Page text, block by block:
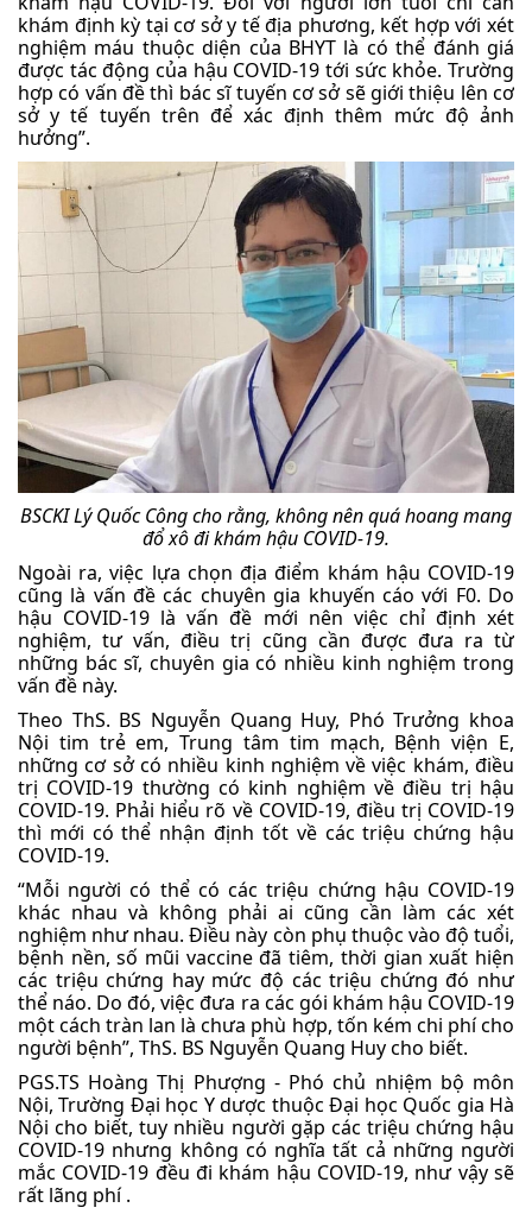
khám định kỳ tại cơ sở y tế địa phương, kết hợp với xét
nghiệm máu thuộc diện của BHYT là có thể đánh giá
được tác động của hậu COVID-19 tới sức khỏe. Trường
hợp có vấn đề thì bác sĩ tuyến cơ sở sẽ giới thiệu lên cơ
sở y tế tuyến trên để xác định thêm mức độ ảnh
hưởng”.
BSCKI Lý Quốc Công cho rằng, không nên quá hoang mang
đổ xô đi khám hậu COVID-19.
Ngoài ra, việc lựa chọn địa điểm khám hậu COVID-19
cũng là vấn đề các chuyên gia khuyến cáo với F0. Do
hậu COVID-19 là vấn đề mới nên việc chỉ định xét
nghiệm, tư vấn, điều trị cũng cần được đưa ra từ
những bác sĩ, chuyên gia có nhiều kinh nghiệm trong
vấn đề này.
Theo ThS. BS Nguyễn Quang Huy, Phó Trưởng khoa
Nội tim trẻ em, Trung tâm tim mạch, Bệnh viện E,
những cơ sở có nhiều kinh nghiệm về việc khám, điều
trị COVID-19 thường có kinh nghiệm về điều trị hậu
COVID-19. Phải hiểu rõ về COVID-19, điều trị COVID-19
thì mới có thể nhận định tốt về các triệu chứng hậu
COVID-19.
“Mỗi người có thể có các triệu chứng hậu COVID-19
khác nhau và không phải ai cũng cần làm các xét
nghiệm như nhau. Điều này còn phụ thuộc vào độ tuổi,
bệnh nền, số mũi vaccine đã tiêm, thời gian xuất hiện
các triệu chứng hay mức độ các triệu chứng đó như
thể náo. Do đó, việc đưa ra các gói khám hậu COVID-19
một cách tràn lan là chưa phù hợp, tốn kém chi phí cho
người bệnh”, ThS. BS Nguyễn Quang Huy cho biết.
PGS.TS Hoàng Thị Phượng - Phó chủ nhiệm bộ môn
Nội, Trường Đại học Y dược thuộc Đại học Quốc gia Hà
Nội cho biết, tuy nhiều người gặp các triệu chứng hậu
COVID-19 nhưng không có nghĩa tất cả những người
mắc COVID-19 đều đi khám hậu COVID-19, như vậy sẽ
rất lãng phí .